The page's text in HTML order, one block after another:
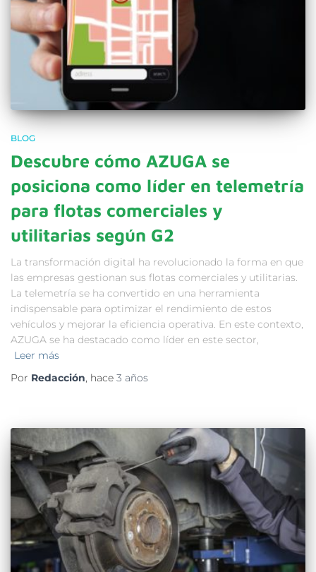
BLOG
Descubre cómo AZUGA se
posiciona como líder en telemetría
para flotas comerciales y
utilitarias según G2
La transformación digital ha revolucionado la forma en que
las empresas gestionan sus flotas comerciales y utilitarias.
La telemetría se ha convertido en una herramienta
indispensable para optimizar el rendimiento de estos
vehículos y mejorar la eficiencia operativa. En este contexto,
AZUGA se ha destacado como líder en este sector,
Leer más
Por Redacción, hace 3 años